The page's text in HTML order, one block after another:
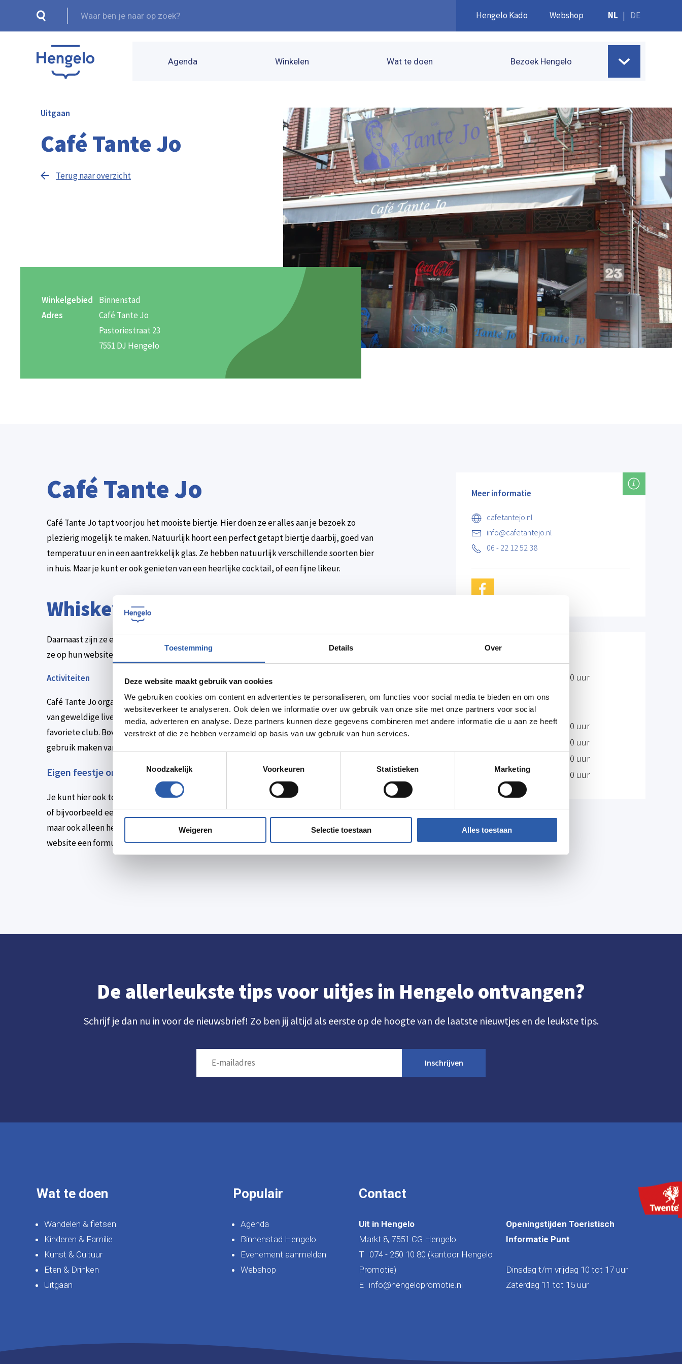
Toestemming Details Over
Deze website maakt gebruik van cookies
We gebruiken cookies om content en advertenties te personaliseren, om functies voor social media te bieden en om ons
websiteverkeer te analyseren. Ook delen we informatie over uw gebruik van onze site met onze partners voor social
media, adverteren en analyse. Deze partners kunnen deze gegevens combineren met andere informatie die u aan ze heeft
verstrekt of die ze hebben verzameld op basis van uw gebruik van hun services.
Noodzakelijk
Voorkeuren Statistieken Marketing
Weigeren Selectie toestaan Alles toestaan
Hengelo Kado Webshop NL | DE
Agenda Winkelen Wat te doen Bezoek Hengelo
Uitgaan
Café Tante Jo
Terug naar overzicht
Winkelgebied
Binnenstad
Adres
Café Tante Jo
Pastoriestraat 23
7551 DJ Hengelo
Café Tante Jo
Café Tante Jo tapt voor jou het mooiste biertje. Hier doen ze er alles aan je bezoek zo
plezierig mogelijk te maken. Natuurlijk hoort een perfect getapt biertje daarbij, goed van
temperatuur en in een aantrekkelijk glas. Ze hebben natuurlijk verschillende soorten bier
in huis. Maar je kunt er ook genieten van een heerlijke cocktail, of een fijne likeur.
Whiskey
Daarnaast zijn ze erg trots op hen voorraad van voortreffelijke whisky’s. Elke maand bieden
ze op hun website een speciale whisky aan!
Activiteiten
Café Tante Jo organiseert op regelmatige basis speciale evenementen. Je kunt genieten
van geweldige live muziek of beleef met je vrienden de mooiste voetbalwedstrijd van je
favoriete club. Bovendien heeft het café ook zijn eigen dartclub. Je kunt daarom ook
gebruik maken van het dartbord dat aanwezig is.
Eigen feestje organiseren?
Je kunt hier ook terecht als je zelf een feest wilt organiseren, een bedrijfsfeest wilt houden
of bijvoorbeeld een vrijgezellenavond wilt geven. Het is mogelijk het hele café te huren,
maar ook alleen het voor-café of de aanbouw. Voor vragen over arrangementen kan je op de
website een formulier invullen.
Meer informatie
cafetantejo.nl
info@cafetantejo.nl
06 - 22 12 52 38
Openingstijden
19.00 - 02.00 uur
Dinsdag
Gesloten
Woensdag
Gesloten
Donderdag
19.00 - 04.00 uur
19.00 - 04.00 uur
19.00 - 04.00 uur
Zondag
19.00 - 02.00 uur
De allerleukste tips voor uitjes in Hengelo ontvangen?
Schrijf je dan nu in voor de nieuwsbrief! Zo ben jij altijd als eerste op de hoogte van de laatste nieuwtjes en de leukste tips.
Inschrijven
Wat te doen
Wandelen & fietsen
Kinderen & Familie
Kunst & Cultuur
Eten & Drinken
Uitgaan
Populair
Agenda
Binnenstad Hengelo
Evenement aanmelden
Webshop
Contact
Uit in Hengelo
Markt 8, 7551 CG Hengelo
T 074 - 250 10 80 (kantoor Hengelo
Promotie)
E info@hengelopromotie.nl
Openingstijden Toeristisch
Informatie Punt
Dinsdag t/m vrijdag 10 tot 17 uur
Zaterdag 11 tot 15 uur